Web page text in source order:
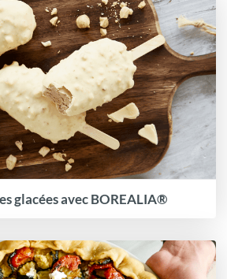
glacées avec BOREALIA®